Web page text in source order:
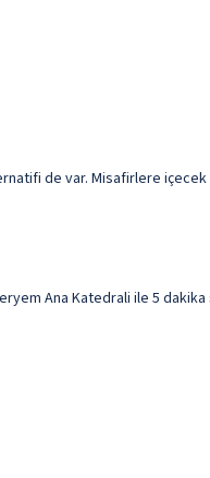
de var. Misafirlere içecek
Ana Katedrali ile 5